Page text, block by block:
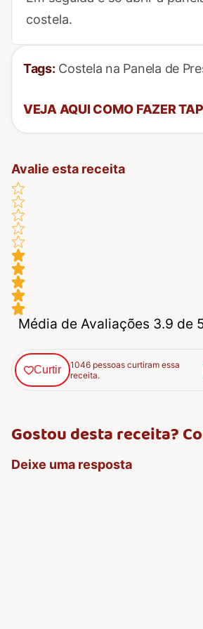
costela.
Tags: Costela na Panela de
VEJA AQUI COMO FAZER
Avalie esta receita
Média de Avaliações 3.9 de
Curtir
1046 pessoas curtiram essa
receita.
Gostou desta receita?
Deixe uma resposta